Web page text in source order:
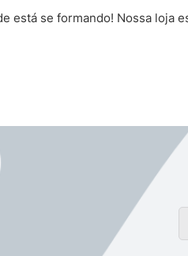
está se formando! Nossa loja